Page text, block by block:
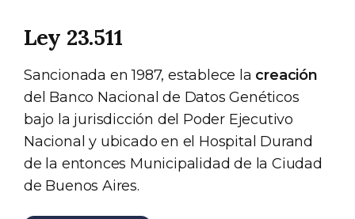
Ley 23.511
Sancionada en 1987, establece la creación
del Banco Nacional de Datos Genéticos
bajo la jurisdicción del Poder Ejecutivo
Nacional y ubicado en el Hospital Durand
de la entonces Municipalidad de la Ciudad
de Buenos Aires.